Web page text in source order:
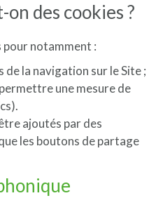
des cookies ?
pour notamment :
la navigation sur le Site ;
une mesure de
ajoutés par des
les boutons de partage